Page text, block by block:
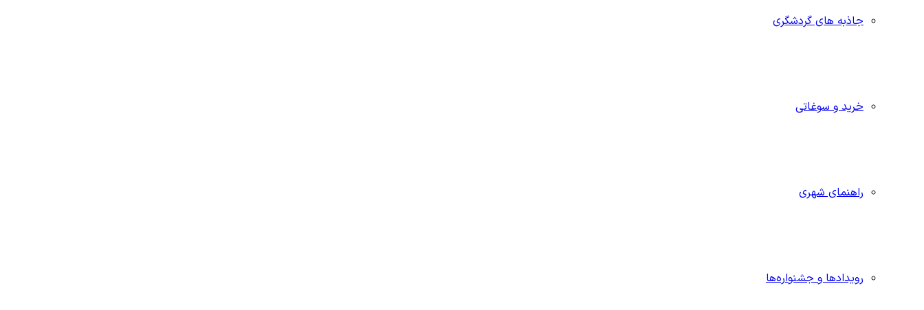
جاذبه‌ های گردشگری
خرید و سوغاتی
راهنمای شهری
رویدادها و جشنواره‌ها